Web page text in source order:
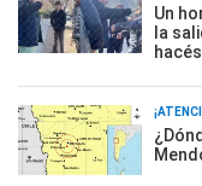
Un
la